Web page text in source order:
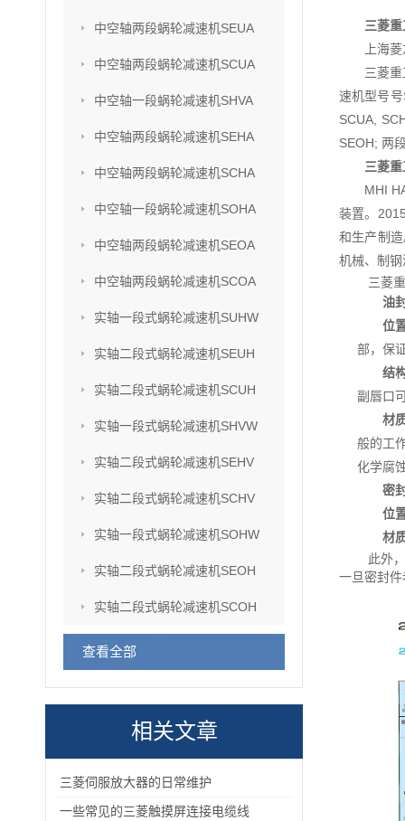
中空轴两段蜗轮减速机SEUA
中空轴两段蜗轮减速机SCUA
中空轴一段蜗轮减速机SHVA
中空轴两段蜗轮减速机SEHA
中空轴两段蜗轮减速机SCHA
中空轴一段蜗轮减速机SOHA
中空轴两段蜗轮减速机SEOA
中空轴两段蜗轮减速机SCOA
实轴一段式蜗轮减速机SUHW
实轴二段式蜗轮减速机SEUH
实轴二段式蜗轮减速机SCUH
实轴一段式蜗轮减速机SHVW
实轴二段式蜗轮减速机SEHV
实轴二段式蜗轮减速机SCHV
实轴一段式蜗轮减速机SOHW
实轴二段式蜗轮减速机SEOH
实轴二段式蜗轮减速机SCOH
查看全部
相关文章
三菱伺服放大器的日常维护
一些常见的三菱触摸屏连接电缆线
三菱
上海
三菱
速机型号
SCUA,
SEOH; 两
三菱
MHI
装置。
和生产制
机械、制
三菱
油
位
部，保
结
副唇口
材
般的工
化学腐
密
位
材
此外
一旦密封